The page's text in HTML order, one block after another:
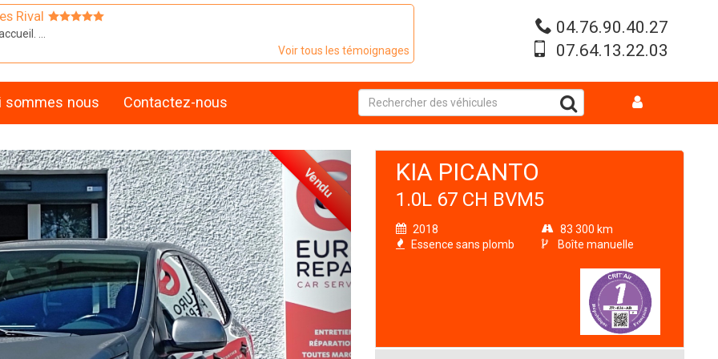
Rival
...
Voir tous les témoignages
04.76.90.40.27
07.64.13.22.03
sommes nous Contactez-nous
Vendu KIA PICANTO
1.0L 67 CH BVM5
2018
83 300 km
Essence sans plomb
Boîte manuelle